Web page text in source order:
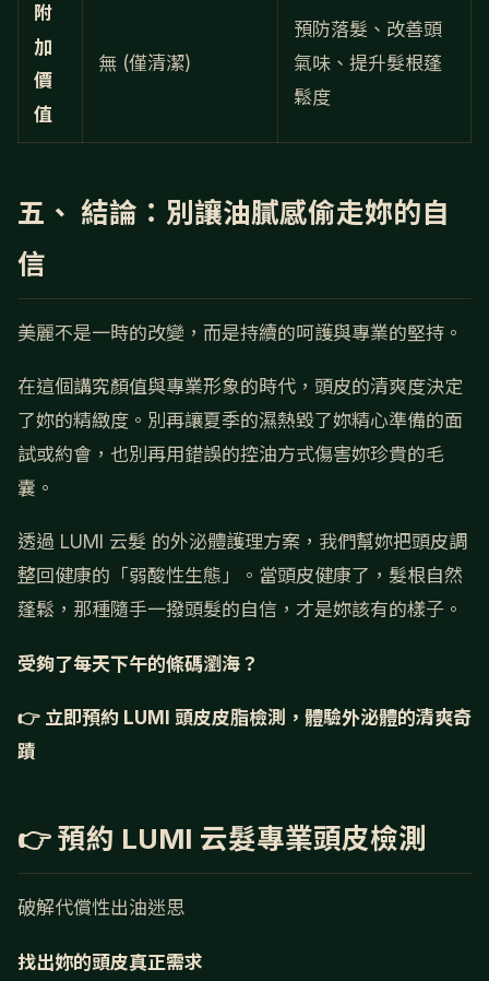
附
加
價
值
無 (僅清潔)
預防落髮、改善頭
氣味、提升髮根蓬
鬆度
五、 結論：別讓油膩感偷走妳的自
信
美麗不是一時的改變，而是持續的呵護與專業的堅持。
在這個講究顏值與專業形象的時代，頭皮的清爽度決定
了妳的精緻度。別再讓夏季的濕熱毀了妳精心準備的面
試或約會，也別再用錯誤的控油方式傷害妳珍貴的毛
囊。
透過 LUMI 云髮 的外泌體護理方案，我們幫妳把頭皮調
整回健康的「弱酸性生態」。當頭皮健康了，髮根自然
蓬鬆，那種隨手一撥頭髮的自信，才是妳該有的樣子。
受夠了每天下午的條碼瀏海？
👉 立即預約 LUMI 頭皮皮脂檢測，體驗外泌體的清爽奇
蹟
👉 預約 LUMI 云髮專業頭皮檢測
破解代償性出油迷思
找出妳的頭皮真正需求